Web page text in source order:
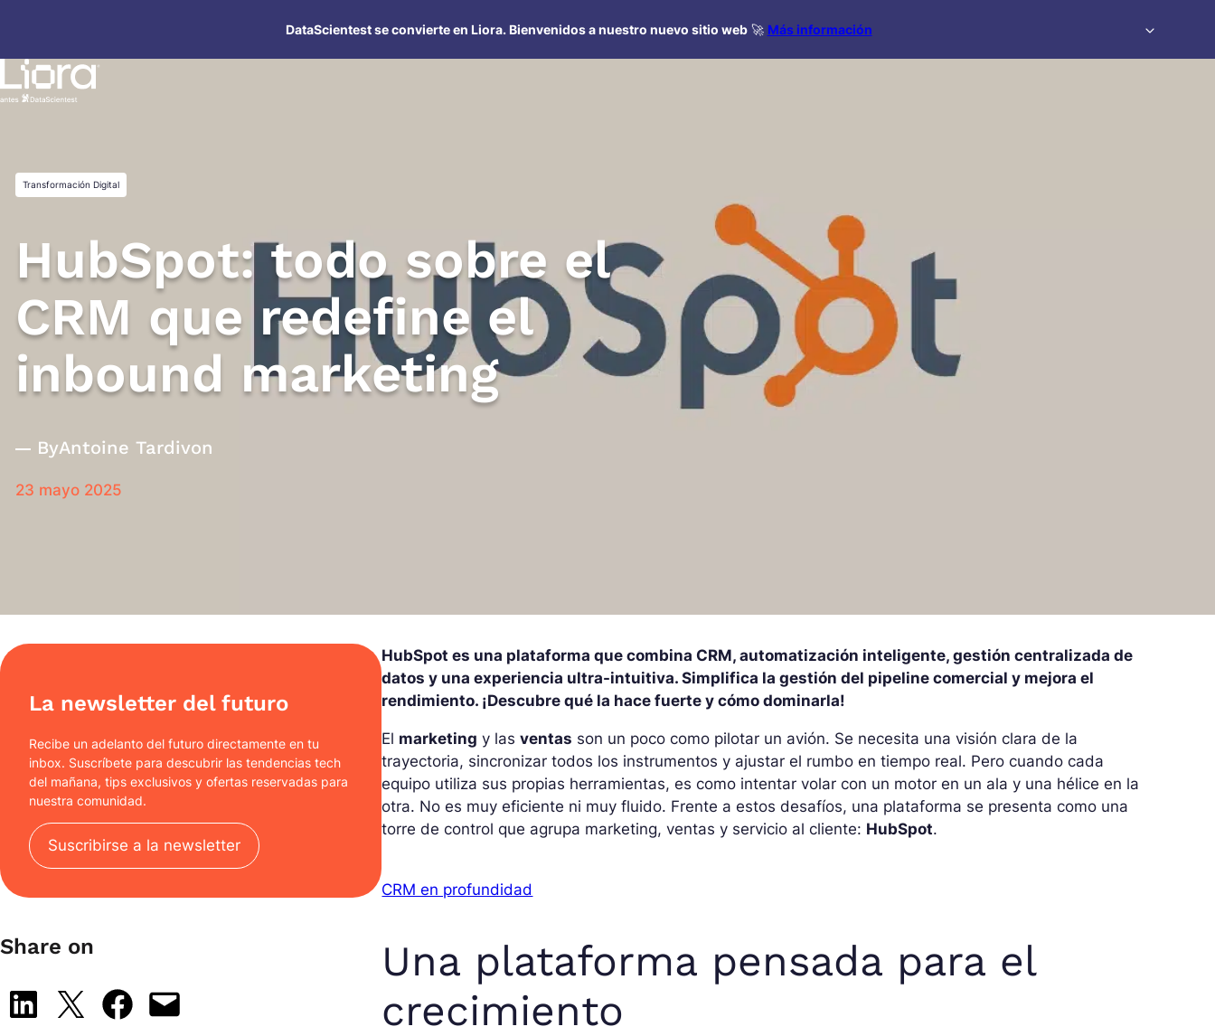
contenido
DataScientest se convierte en Liora. Bienvenidos a nuestro nuevo sitio web🚀 Más información
Transformación Digital
HubSpot: todo sobre el
CRM que redefine el
inbound marketing
ByAntoine Tardivon
23 mayo 2025
La newsletter del futuro
Recibe un adelanto del futuro directamente en tu
inbox. Suscríbete para descubrir las tendencias tech
del mañana, tips exclusivos y ofertas reservadas para
nuestra comunidad.
Suscribirse a la newsletter
Share on
Share on LinkedIn
Share on X Share on Facebook
Email this Page
HubSpot es una plataforma que combina CRM, automatización inteligente, gestión centralizada de
datos y una experiencia ultra-intuitiva. Simplifica la gestión del pipeline comercial y mejora el
rendimiento. ¡Descubre qué la hace fuerte y cómo dominarla!
El marketing y lasventas son un poco como pilotar un avión. Se necesita una visión clara de la
trayectoria, sincronizar todos los instrumentos y ajustar el rumbo en tiempo real. Pero cuando cada
equipo utiliza sus propias herramientas, es como intentar volar con un motor en un ala y una hélice en la
otra. No es muy eficiente ni muy fluido. Frente a estos desafíos, una plataforma se presenta como una
torre de control que agrupa marketing, ventas y servicio al cliente: HubSpot.
CRM en profundidad
Una plataforma pensada para el
crecimiento